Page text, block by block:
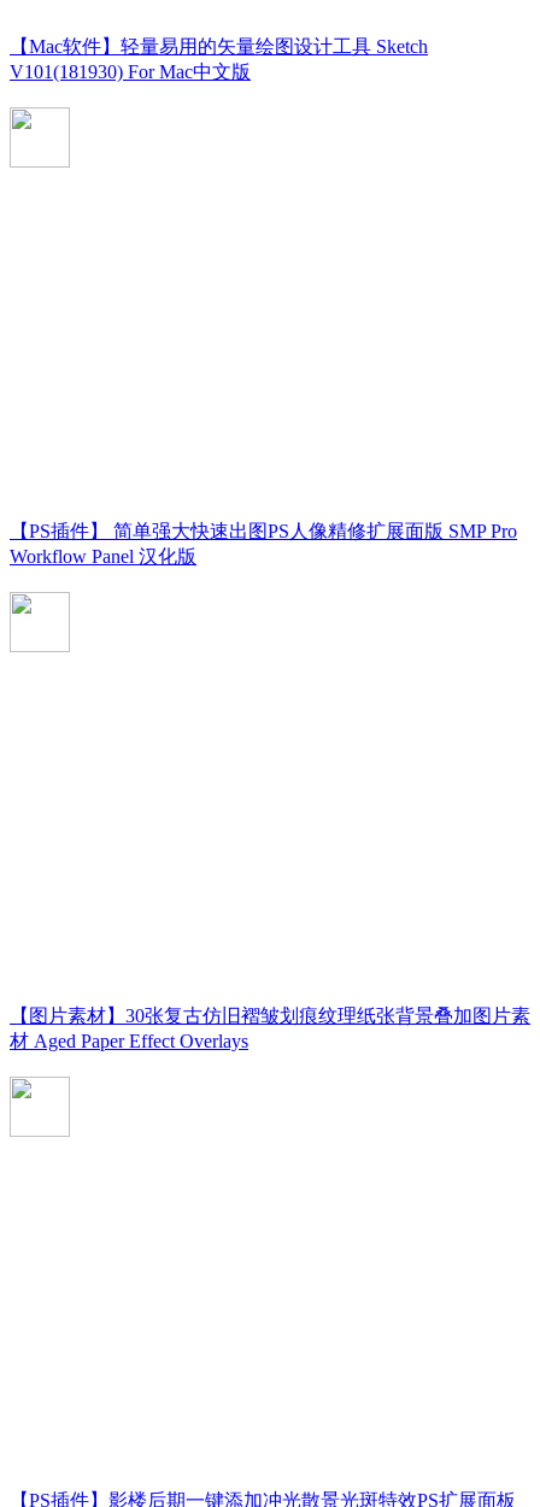
【Mac软件】轻量易用的矢量绘图设计工具 Sketch
V101(181930) For Mac中文版
【PS插件】 简单强大快速出图PS人像精修扩展面版 SMP Pro
Workflow Panel 汉化版
【图片素材】30张复古仿旧褶皱划痕纹理纸张背景叠加图片素
材 Aged Paper Effect Overlays
【PS插件】影楼后期一键添加冲光散景光斑特效PS扩展面板